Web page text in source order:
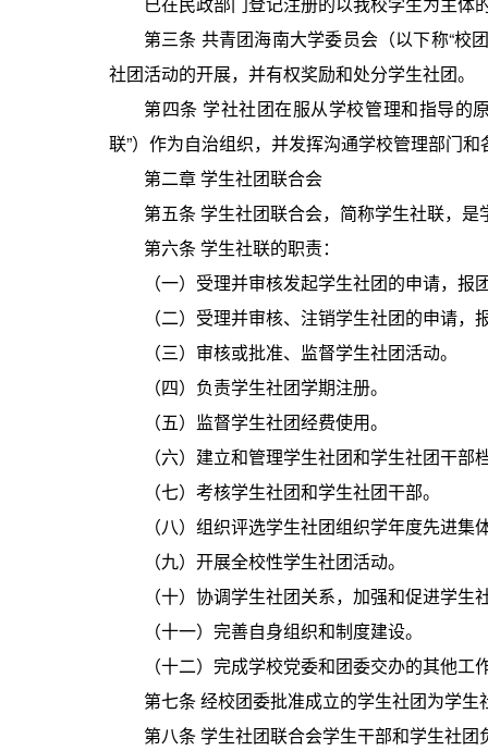
第三条 共青团海南大学委员会（以下称“校
社团活动的开展，并有权奖励和处分学生社团。
第四条 学社社团在服从学校管理和指导的
联”）作为自治组织，并发挥沟通学校管理部门
第二章 学生社团联合会
第五条 学生社团联合会，简称学生社联，
第六条 学生社联的职责：
（一）受理并审核发起学生社团的申请，报
（二）受理并审核、注销学生社团的申请，
（三）审核或批准、监督学生社团活动。
（四）负责学生社团学期注册。
（五）监督学生社团经费使用。
（六）建立和管理学生社团和学生社团干部
（七）考核学生社团和学生社团干部。
（八）组织评选学生社团组织学年度先进
（九）开展全校性学生社团活动。
（十）协调学生社团关系，加强和促进学生
（十一）完善自身组织和制度建设。
（十二）完成学校党委和团委交办的其他工
第七条 经校团委批准成立的学生社团为学
第八条 学生社团联合会学生干部和学生社